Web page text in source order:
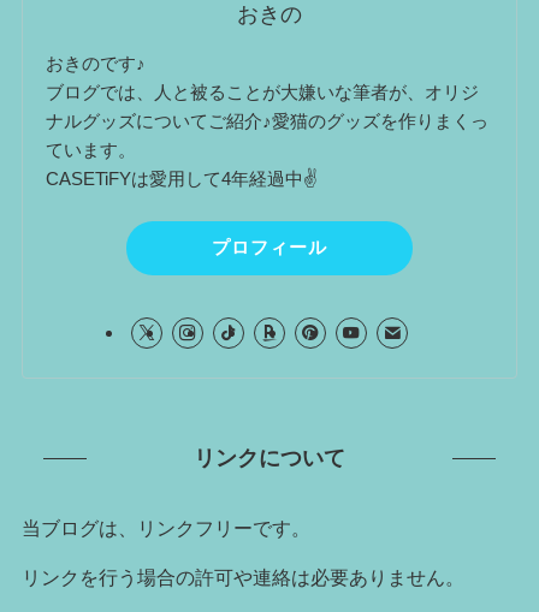
おきの
おきのです♪
ブログでは、人と被ることが大嫌いな筆者が、オリジ
ナルグッズについてご紹介♪愛猫のグッズを作りまくっ
ています。
CASETiFYは愛用して4年経過中✌
プロフィール
リンクについて
当ブログは、リンクフリーです。
リンクを行う場合の許可や連絡は必要ありません。